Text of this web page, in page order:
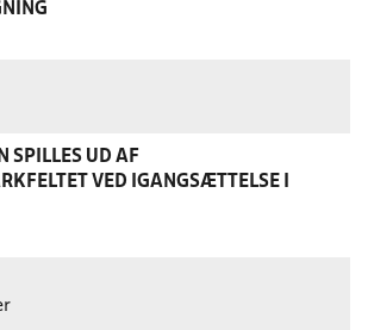
SPILLES UD AF
VED IGANGSÆTTELSE I